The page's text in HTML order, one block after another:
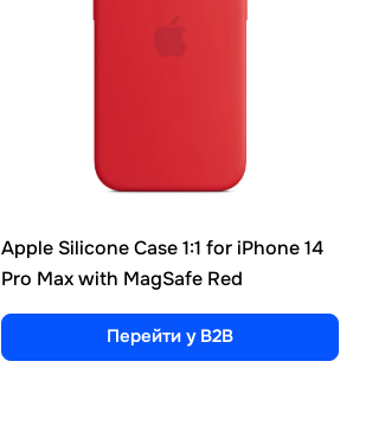
Apple Silicone Case 1:1 for iPhone 14
Pro Max with MagSafe Red
Перейти у B2B